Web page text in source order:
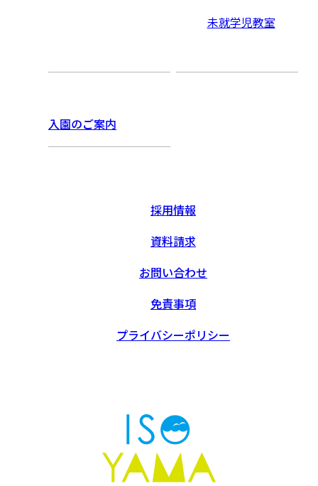
未就学児教室
入園のご案内
採用情報
資料請求
お問い合わせ
免責事項
プライバシーポリシー